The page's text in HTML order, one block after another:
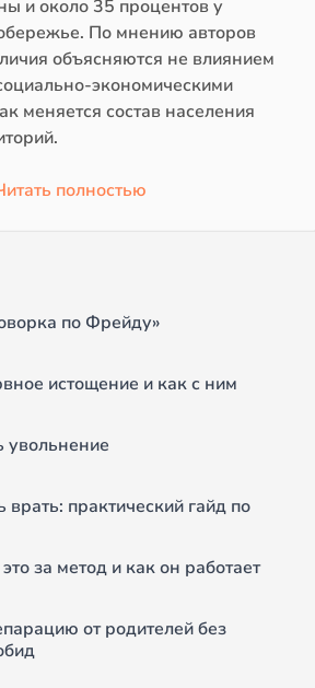
и около 35 процентов у
По мнению авторов
объясняются не влиянием
экономическими
меняется состав населения
полностью
по Фрейду»
истощение и как с ним
увольнение
врать: практический гайд по
за метод и как он работает
от родителей без